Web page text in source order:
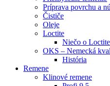
Príprava povrchu a
Čističe
Oleje
Loctite
Niečo o Loctite
OKS – Nemecká
História
Remene
Klinové remene